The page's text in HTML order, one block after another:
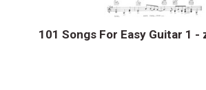
101 Songs For Easy Guitar 1 -